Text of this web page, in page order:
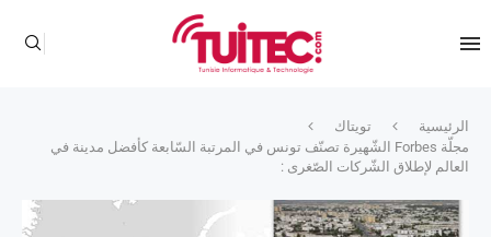
الرئيسية
تويتاك
مجلّة Forbes الشّهيرة تصنّف تونس في المرتبة السّابعة كأفضل مدينة في
العالم لإطلاق الشّركات الصّغرى :